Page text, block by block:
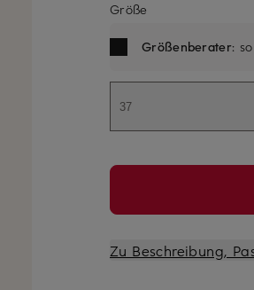
Größe
Größenberater:
37
Zu Beschreibung,